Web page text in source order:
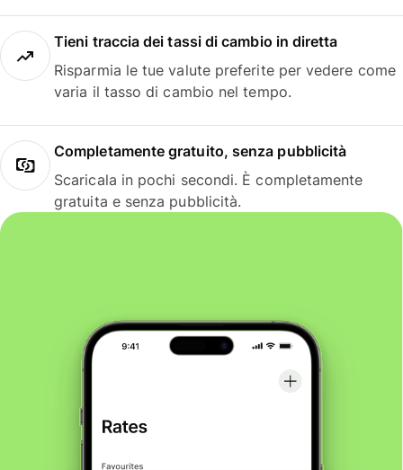
Tieni traccia dei tassi di cambio in diretta
Risparmia le tue valute preferite per vedere come
varia il tasso di cambio nel tempo.
Completamente gratuito, senza pubblicità
Scaricala in pochi secondi. È completamente
gratuita e senza pubblicità.